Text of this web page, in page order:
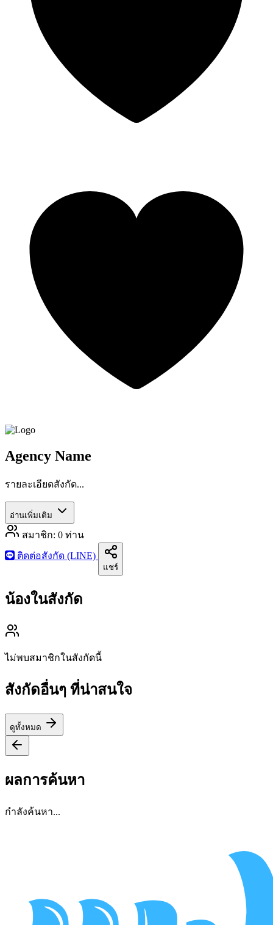
Agency Name
รายละเอียดสังกัด...
อ่านเพิ่มเติม
สมาชิก: 0 ท่าน
ติดต่อสังกัด (LINE)
แชร์
น้องในสังกัด
ไม่พบสมาชิกในสังกัดนี้
สังกัดอื่นๆ ที่น่าสนใจ
ดูทั้งหมด
ผลการค้นหา
กำลังค้นหา...